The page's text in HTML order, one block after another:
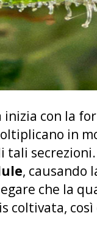
con la
in
tali
, causando
che la
coltivata,